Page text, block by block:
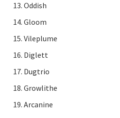
Oddish
Gloom
Vileplume
Diglett
Dugtrio
Growlithe
Arcanine